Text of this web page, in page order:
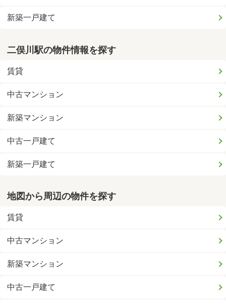
新築一戸建て
二俣川駅の物件情報を探す
賃貸
中古マンション
新築マンション
中古一戸建て
新築一戸建て
地図から周辺の物件を探す
賃貸
中古マンション
新築マンション
中古一戸建て